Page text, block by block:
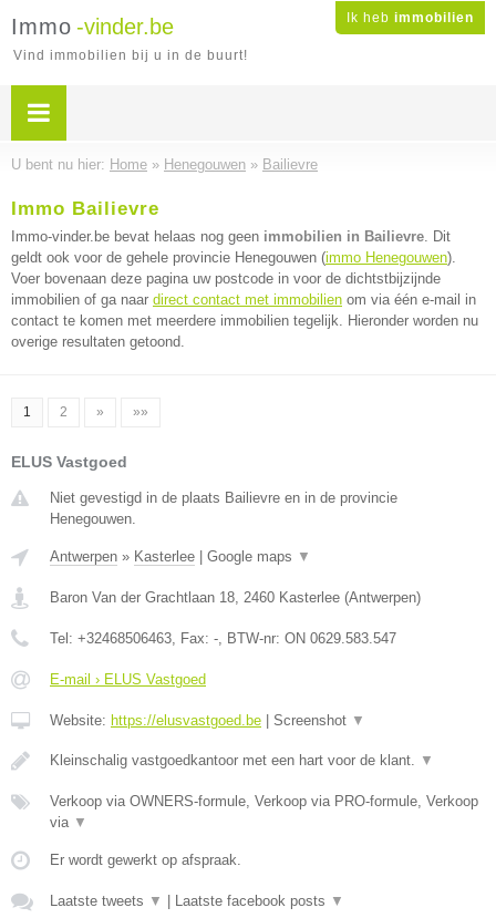
Ik heb immobilien
Immo -vinder.be
Vind immobilien bij u in de buurt!
U bent nu hier: Home » Henegouwen » Bailievre
Immo Bailievre
Immo-vinder.be bevat helaas nog geen immobilien in Bailievre. Dit
geldt ook voor de gehele provincie Henegouwen (immo Henegouwen).
Voer bovenaan deze pagina uw postcode in voor de dichtstbijzijnde
immobilien of ga naar direct contact met immobilien om via één e-mail in
contact te komen met meerdere immobilien tegelijk. Hieronder worden nu
overige resultaten getoond.
1 2 » »»
ELUS Vastgoed
Niet gevestigd in de plaats Bailievre en in de provincie
Henegouwen.
Antwerpen » Kasterlee Google maps ▼
Baron Van der Grachtlaan 18, 2460 Kasterlee (Antwerpen)
Tel: +32468506463, Fax: -, BTW-nr: ON 0629.583.547
E-mail › ELUS Vastgoed
Website: https://elusvastgoed.be Screenshot ▼
Kleinschalig vastgoedkantoor met een hart voor de klant. ▼
Verkoop via OWNERS-formule, Verkoop via PRO-formule, Verkoop
via ▼
Er wordt gewerkt op afspraak.
Laatste tweets ▼ Laatste facebook posts ▼